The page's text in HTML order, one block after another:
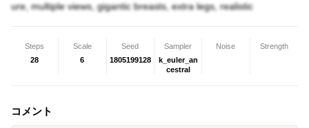
ure, multiple views, gigantic breasts, extra legs, realistic
Steps
28
Scale
6
Seed
1805199128
Sampler
k_euler_an
cestral
Noise Strength
コメント